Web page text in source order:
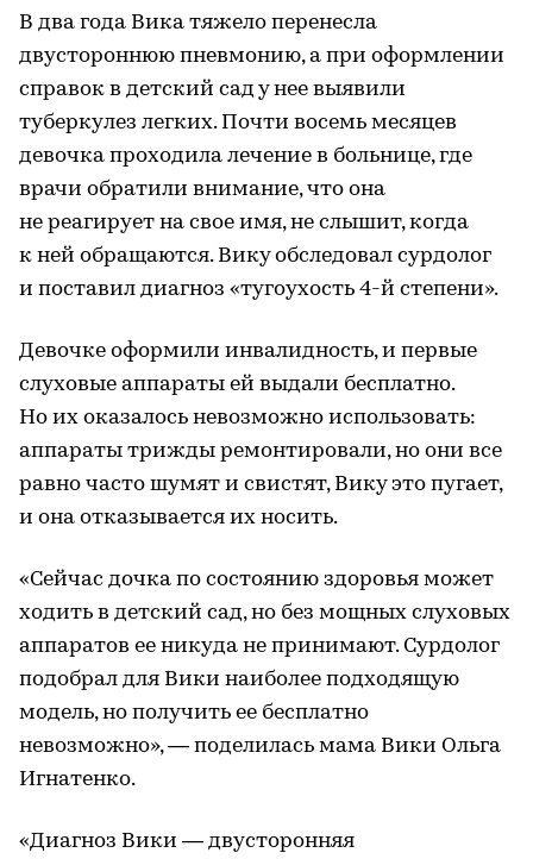
В два года Вика тяжело перенесла
двустороннюю пневмонию, а при оформлении
справок в детский сад у нее выявили
туберкулез легких. Почти восемь месяцев
девочка проходила лечение в больнице, где
врачи обратили внимание, что она
не реагирует на свое имя, не слышит, когда
к ней обращаются. Вику обследовал сурдолог
и поставил диагноз «тугоухость 4-й степени».
Девочке оформили инвалидность, и первые
слуховые аппараты ей выдали бесплатно.
Но их оказалось невозможно использовать:
аппараты трижды ремонтировали, но они все
равно часто шумят и свистят, Вику это пугает,
и она отказывается их носить.
«Сейчас дочка по состоянию здоровья может
ходить в детский сад, но без мощных слуховых
аппаратов ее никуда не принимают. Сурдолог
подобрал для Вики наиболее подходящую
модель, но получить ее бесплатно
невозможно», — поделилась мама Вики Ольга
Игнатенко.
«Диагноз Вики — двусторонняя